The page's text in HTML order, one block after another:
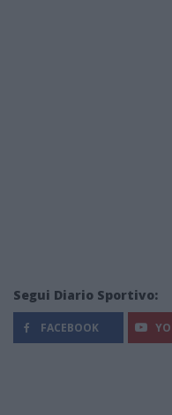
Segui Diario Sportivo:
FACEBOOK